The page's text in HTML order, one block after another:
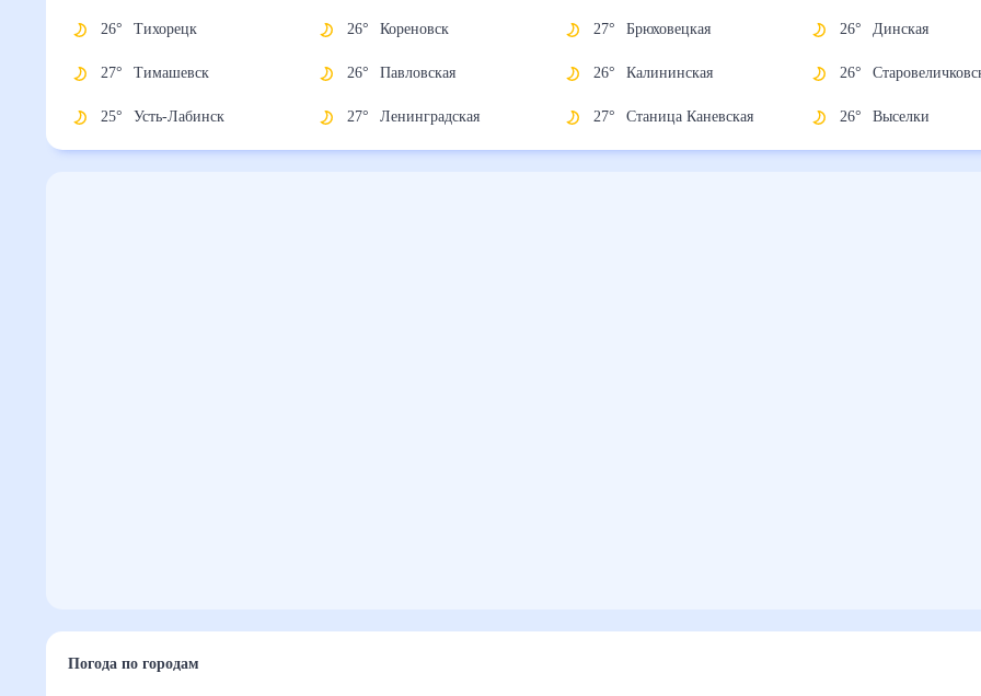
26° Тихорецк
27° Тимашевск
25° Усть-Лабинск
26° Кореновск
26° Павловская
27° Ленинградская
27° Брюховецкая
26° Калининская
27° Станица Каневская
26° Динская
26°
26° Выселки
Погода по городам